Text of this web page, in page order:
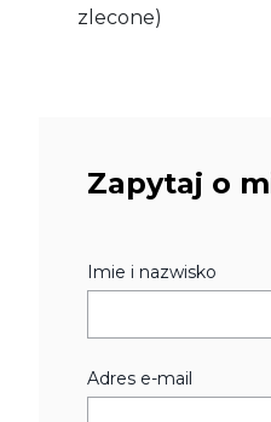
zlecone)
Zapytaj o
Imie i nazwisko
Adres e-mail